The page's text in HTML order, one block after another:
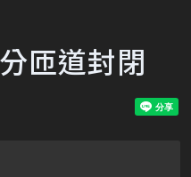
匝道封閉